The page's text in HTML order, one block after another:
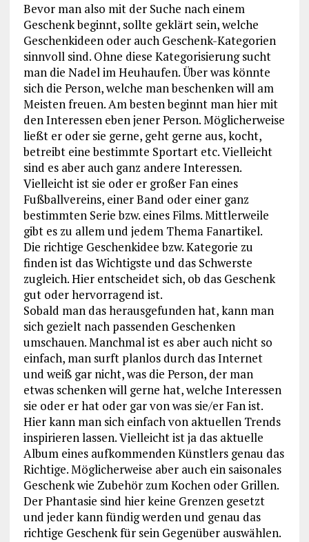
Bevor man also mit der Suche nach einem
Geschenk beginnt, sollte geklärt sein, welche
Geschenkideen oder auch Geschenk-Kategorien
sinnvoll sind. Ohne diese Kategorisierung sucht
man die Nadel im Heuhaufen. Über was könnte
sich die Person, welche man beschenken will am
Meisten freuen. Am besten beginnt man hier mit
den Interessen eben jener Person. Möglicherweise
ließt er oder sie gerne, geht gerne aus, kocht,
betreibt eine bestimmte Sportart etc. Vielleicht
sind es aber auch ganz andere Interessen.
Vielleicht ist sie oder er großer Fan eines
Fußballvereins, einer Band oder einer ganz
bestimmten Serie bzw. eines Films. Mittlerweile
gibt es zu allem und jedem Thema Fanartikel.
Die richtige Geschenkidee bzw. Kategorie zu
finden ist das Wichtigste und das Schwerste
zugleich. Hier entscheidet sich, ob das Geschenk
gut oder hervorragend ist.
Sobald man das herausgefunden hat, kann man
sich gezielt nach passenden Geschenken
umschauen. Manchmal ist es aber auch nicht so
einfach, man surft planlos durch das Internet
und weiß gar nicht, was die Person, der man
etwas schenken will gerne hat, welche Interessen
sie oder er hat oder gar von was sie/er Fan ist.
Hier kann man sich einfach von aktuellen Trends
inspirieren lassen. Vielleicht ist ja das aktuelle
Album eines aufkommenden Künstlers genau das
Richtige. Möglicherweise aber auch ein saisonales
Geschenk wie Zubehör zum Kochen oder Grillen.
Der Phantasie sind hier keine Grenzen gesetzt
und jeder kann fündig werden und genau das
richtige Geschenk für sein Gegenüber auswählen.